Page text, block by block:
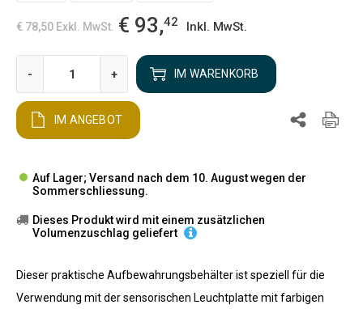
€ 78,50 Exkl. MwSt. € 93,42 Inkl. MwSt.
- + IM WARENKORB
IM ANGEBOT
Auf Lager; Versand nach dem 10. August wegen der
Sommerschliessung.
Dieses Produkt wird mit einem zusätzlichen
Volumenzuschlag geliefert
Dieser praktische Aufbewahrungsbehälter ist speziell für die
Verwendung mit der sensorischen Leuchtplatte mit farbigen